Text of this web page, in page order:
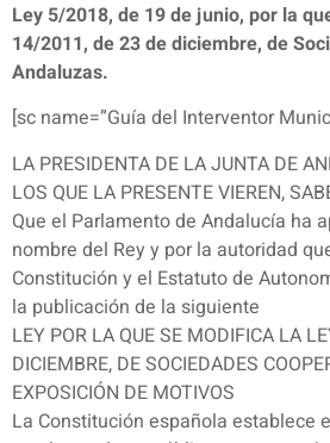
Ley 5/2018, de 19 de junio, por la
14/2011, de 23 de diciembre, de
Andaluzas.
[sc name=”Guía del Interventor
LA PRESIDENTA DE LA JUNTA DE
LOS QUE LA PRESENTE VIEREN,
Que el Parlamento de Andalucía ha
nombre del Rey y por la autoridad
Constitución y el Estatuto de
la publicación de la siguiente
LEY POR LA QUE SE MODIFICA LA
DICIEMBRE, DE SOCIEDADES
EXPOSICIÓN DE MOTIVOS
La Constitución española establece